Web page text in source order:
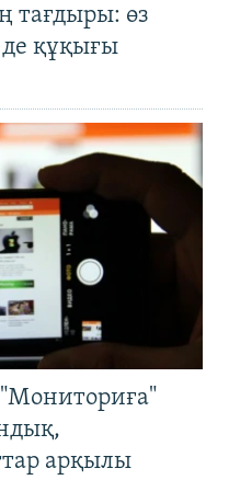
тағдыры: өз
де құқығы
"Мониториға"
арқылы